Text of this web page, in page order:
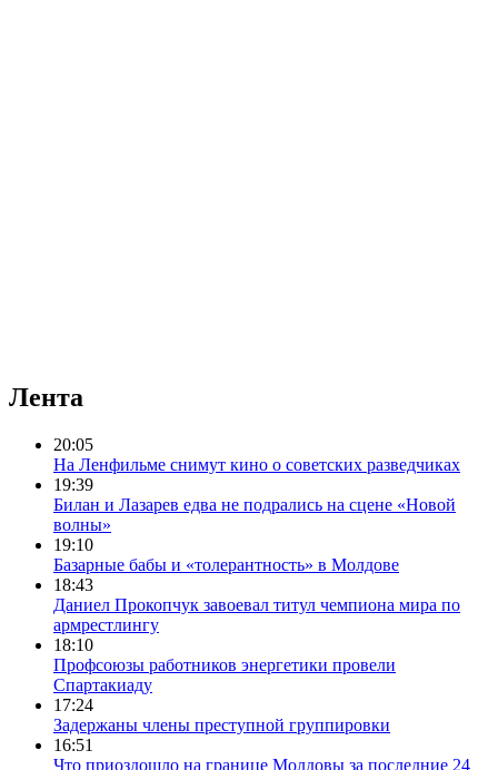
Лента
20:05
На Ленфильме снимут кино о советских разведчиках
19:39
Билан и Лазарев едва не подрались на сцене «Новой
волны»
19:10
Базарные бабы и «толерантность» в Молдове
18:43
Даниел Прокопчук завоевал титул чемпиона мира по
армрестлингу
18:10
Профсоюзы работников энергетики провели
Спартакиаду
17:24
Задержаны члены преступной группировки
16:51
Что приоздошло на границе Молдовы за последние 24